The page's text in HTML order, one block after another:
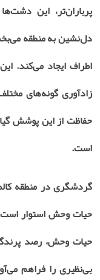
پرباران‌تر، این
دل‌نشین به منطقه
اطراف ایجاد می‌کند.
زادآوری گونه‌های
حفاظت از این پوشش
است.
گردشگری در منطقه
حیات وحش استوار است.
حیات وحش، رصد
بی‌نظیری را فراهم